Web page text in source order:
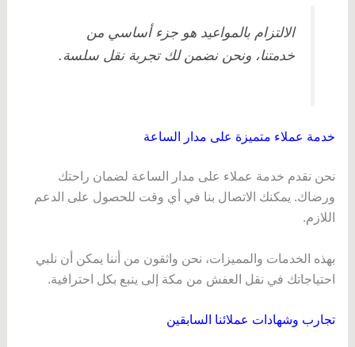
الالتزام بالمواعيد هو جزء أساسي من
خدمتنا، ونحن نضمن لك تجربة نقل سلسة.
خدمة عملاء متميزة على مدار الساعة
نحن نقدم خدمة عملاء على مدار الساعة لضمان راحتك
ورضاك. يمكنك الاتصال بنا في أي وقت للحصول على الدعم
اللازم.
بهذه الخدمات والمميزات، نحن واثقون من أننا يمكن أن نلبي
احتياجاتك في نقل العفش من مكة إلى ينبع بكل احترافية.
تجارب وشهادات عملائنا السابقين